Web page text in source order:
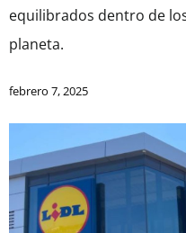
equilibrados dentro de
planeta.
febrero 7, 2025